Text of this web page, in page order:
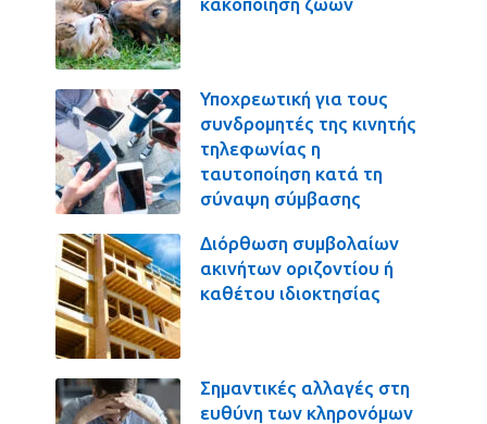
Υποχρεωτική για τους
συνδρομητές της κινητής
τηλεφωνίας η
ταυτοποίηση κατά τη
σύναψη σύμβασης
Διόρθωση συμβολαίων
ακινήτων οριζοντίου ή
καθέτου ιδιοκτησίας
Σημαντικές αλλαγές στη
ευθύνη των κληρονόμων